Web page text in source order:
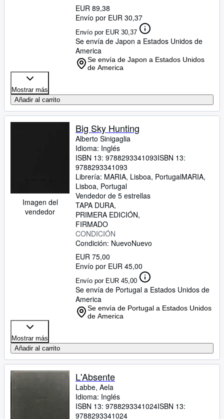
EUR 89,38
Envío por EUR 30,37
Envío por EUR 30,37
Se envía de Japon a Estados Unidos de
America
Se envía de Japon a Estados Unidos
de America
Mostrar más
Añadir al carrito
Imagen del
vendedor
Big Sky Hunting
Alberto Sinigaglia
Idioma: Inglés
ISBN 13: 9788293341093ISBN 13:
9788293341093
Librería: MARIA, Lisboa, PortugalMARIA,
Lisboa, Portugal
Vendedor de 5 estrellas
TAPA DURA
PRIMERA EDICIÓN
FIRMADO
CONDICIÓN
Condición: NuevoNuevo
EUR 75,00
Envío por EUR 45,00
Envío por EUR 45,00
Se envía de Portugal a Estados Unidos de
America
Se envía de Portugal a Estados Unidos
de America
Mostrar más
Añadir al carrito
L'Absente
Labbe, Aela
Idioma: Inglés
ISBN 13: 9788293341024ISBN 13:
9788293341024